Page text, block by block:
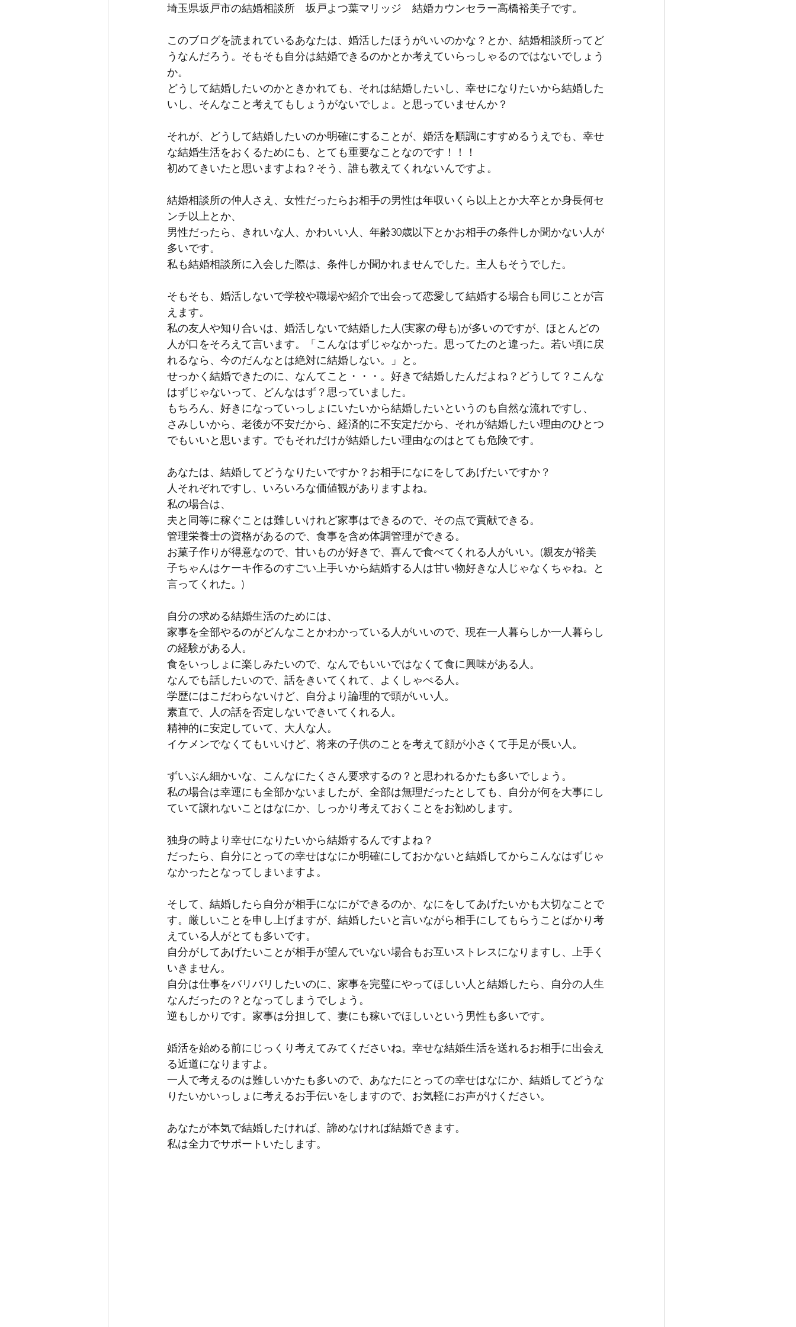
埼玉県坂戸市の結婚相談所　坂戸よつ葉マリッジ　結婚カウンセラー高橋裕美子です。
このブログを読まれているあなたは、婚活したほうがいいのかな？とか、結婚相談所ってど
うなんだろう。そもそも自分は結婚できるのかとか考えていらっしゃるのではないでしょう
か。
どうして結婚したいのかときかれても、それは結婚したいし、幸せになりたいから結婚した
いし、そんなこと考えてもしょうがないでしょ。と思っていませんか？
それが、どうして結婚したいのか明確にすることが、婚活を順調にすすめるうえでも、幸せ
な結婚生活をおくるためにも、とても重要なことなのです！！！
初めてきいたと思いますよね？そう、誰も教えてくれないんですよ。
結婚相談所の仲人さえ、女性だったらお相手の男性は年収いくら以上とか大卒とか身長何セ
ンチ以上とか、
男性だったら、きれいな人、かわいい人、年齢30歳以下とかお相手の条件しか聞かない人が
多いです。
私も結婚相談所に入会した際は、条件しか聞かれませんでした。主人もそうでした。
そもそも、婚活しないで学校や職場や紹介で出会って恋愛して結婚する場合も同じことが言
えます。
私の友人や知り合いは、婚活しないで結婚した人(実家の母も)が多いのですが、ほとんどの
人が口をそろえて言います。「こんなはずじゃなかった。思ってたのと違った。若い頃に戻
れるなら、今のだんなとは絶対に結婚しない。」と。
せっかく結婚できたのに、なんてこと・・・。好きで結婚したんだよね？どうして？こんな
はずじゃないって、どんなはず？思っていました。
もちろん、好きになっていっしょにいたいから結婚したいというのも自然な流れですし、
さみしいから、老後が不安だから、経済的に不安定だから、それが結婚したい理由のひとつ
でもいいと思います。でもそれだけが結婚したい理由なのはとても危険です。
あなたは、結婚してどうなりたいですか？お相手になにをしてあげたいですか？
人それぞれですし、いろいろな価値観がありますよね。
私の場合は、
夫と同等に稼ぐことは難しいけれど家事はできるので、その点で貢献できる。
管理栄養士の資格があるので、食事を含め体調管理ができる。
お菓子作りが得意なので、甘いものが好きで、喜んで食べてくれる人がいい。(親友が裕美
子ちゃんはケーキ作るのすごい上手いから結婚する人は甘い物好きな人じゃなくちゃね。と
言ってくれた。)
自分の求める結婚生活のためには、
家事を全部やるのがどんなことかわかっている人がいいので、現在一人暮らしか一人暮らし
の経験がある人。
食をいっしょに楽しみたいので、なんでもいいではなくて食に興味がある人。
なんでも話したいので、話をきいてくれて、よくしゃべる人。
学歴にはこだわらないけど、自分より論理的で頭がいい人。
素直で、人の話を否定しないできいてくれる人。
精神的に安定していて、大人な人。
イケメンでなくてもいいけど、将来の子供のことを考えて顔が小さくて手足が長い人。
ずいぶん細かいな、こんなにたくさん要求するの？と思われるかたも多いでしょう。
私の場合は幸運にも全部かないましたが、全部は無理だったとしても、自分が何を大事にし
ていて譲れないことはなにか、しっかり考えておくことをお勧めします。
独身の時より幸せになりたいから結婚するんですよね？
だったら、自分にとっての幸せはなにか明確にしておかないと結婚してからこんなはずじゃ
なかったとなってしまいますよ。
そして、結婚したら自分が相手になにができるのか、なにをしてあげたいかも大切なことで
す。厳しいことを申し上げますが、結婚したいと言いながら相手にしてもらうことばかり考
えている人がとても多いです。
自分がしてあげたいことが相手が望んでいない場合もお互いストレスになりますし、上手く
いきません。
自分は仕事をバリバリしたいのに、家事を完璧にやってほしい人と結婚したら、自分の人生
なんだったの？となってしまうでしょう。
逆もしかりです。家事は分担して、妻にも稼いでほしいという男性も多いです。
婚活を始める前にじっくり考えてみてくださいね。幸せな結婚生活を送れるお相手に出会え
る近道になりますよ。
一人で考えるのは難しいかたも多いので、あなたにとっての幸せはなにか、結婚してどうな
りたいかいっしょに考えるお手伝いをしますので、お気軽にお声がけください。
あなたが本気で結婚したければ、諦めなければ結婚できます。
私は全力でサポートいたします。